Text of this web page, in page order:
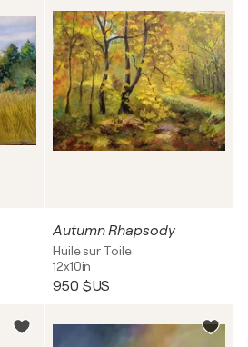
Autumn Rhapsody
Huile sur Toile
12x10in
950 $US